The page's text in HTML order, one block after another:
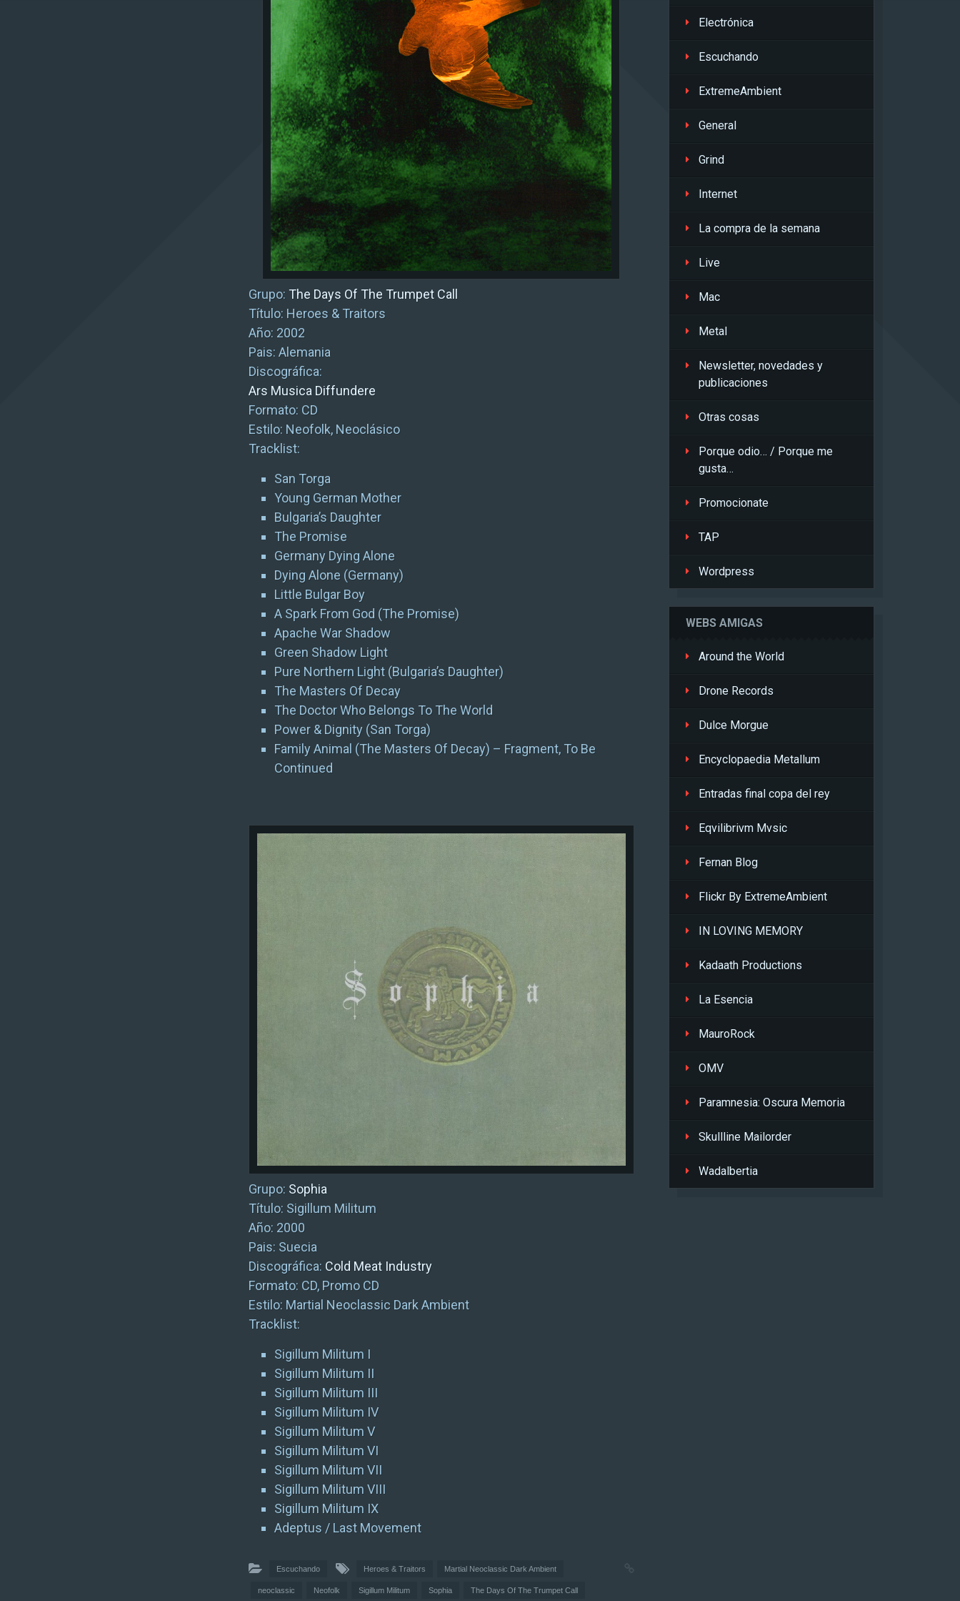
Grupo: The Days Of The Trumpet Call
Título: Heroes & Traitors
Año: 2002
Pais: Alemania
Discográfica:
Ars Musica Diffundere
Formato: CD
Estilo: Neofolk, Neoclásico
Tracklist:
San Torga
Young German Mother
Bulgaria’s Daughter
The Promise
Germany Dying Alone
Dying Alone (Germany)
Little Bulgar Boy
A Spark From God (The Promise)
Apache War Shadow
Green Shadow Light
Pure Northern Light (Bulgaria’s Daughter)
The Masters Of Decay
The Doctor Who Belongs To The World
Power & Dignity (San Torga)
Family Animal (The Masters Of Decay) – Fragment, To Be
Continued
Grupo: Sophia
Título: Sigillum Militum
Año: 2000
Pais: Suecia
Discográfica: Cold Meat Industry
Formato: CD, Promo CD
Estilo: Martial Neoclassic Dark Ambient
Tracklist:
Sigillum Militum I
Sigillum Militum II
Sigillum Militum III
Sigillum Militum IV
Sigillum Militum V
Sigillum Militum VI
Sigillum Militum VII
Sigillum Militum VIII
Sigillum Militum IX
Adeptus / Last Movement
Escuchando Heroes & Traitors Martial Neoclassic Dark Ambient
neoclassic Neofolk Sigillum Militum Sophia The Days Of The Trumpet Call
Electrónica
Escuchando
ExtremeAmbient
General
Grind
Internet
La compra de la semana
Live
Mac
Metal
Newsletter, novedades y
publicaciones
Otras cosas
Porque odio… / Porque me
gusta…
Promocionate
TAP
Wordpress
WEBS AMIGAS
Around the World
Drone Records
Dulce Morgue
Encyclopaedia Metallum
Entradas final copa del rey
Eqvilibrivm Mvsic
Fernan Blog
Flickr By ExtremeAmbient
IN LOVING MEMORY
Kadaath Productions
La Esencia
MauroRock
OMV
Paramnesia: Oscura Memoria
Skullline Mailorder
Wadalbertia